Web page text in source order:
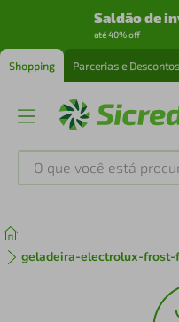
Saldão de
até 40% off
Shopping Parcerias e Descontos
O que você está
geladeira-electrolux-
º tenis